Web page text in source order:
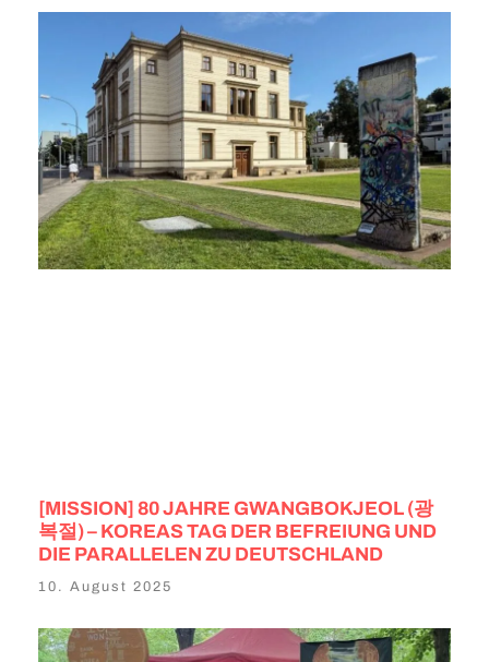
[MISSION] 80 JAHRE GWANGBOKJEOL (광
복절) – KOREAS TAG DER BEFREIUNG UND
DIE PARALLELEN ZU DEUTSCHLAND
10. August 2025